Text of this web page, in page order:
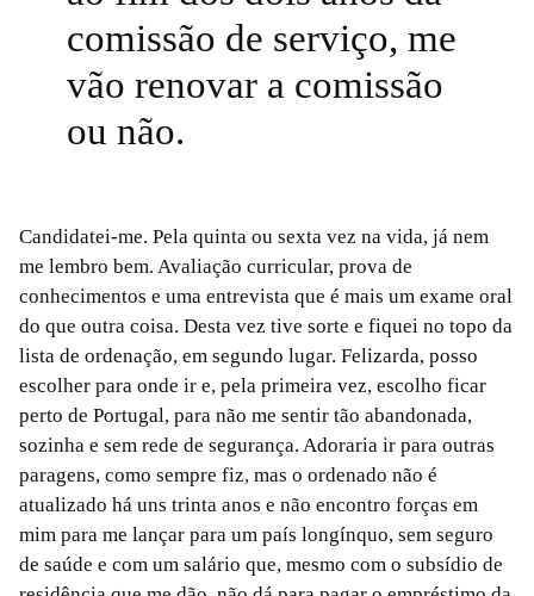
comissão de serviço, me
vão renovar a comissão
ou não.
Candidatei-me. Pela quinta ou sexta vez na vida, já nem
me lembro bem. Avaliação curricular, prova de
conhecimentos e uma entrevista que é mais um exame oral
do que outra coisa. Desta vez tive sorte e fiquei no topo da
lista de ordenação, em segundo lugar. Felizarda, posso
escolher para onde ir e, pela primeira vez, escolho ficar
perto de Portugal, para não me sentir tão abandonada,
sozinha e sem rede de segurança. Adoraria ir para outras
paragens, como sempre fiz, mas o ordenado não é
atualizado há uns trinta anos e não encontro forças em
mim para me lançar para um país longínquo, sem seguro
de saúde e com um salário que, mesmo com o subsídio de